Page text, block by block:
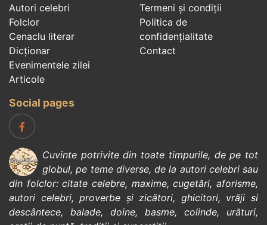
Autori celebri
Folclor
Cenaclu literar
Dicționar
Evenimentele zilei
Articole
Termeni și condiții
Politica de
confidenţialitate
Contact
Social pages
Cuvinte potrivite din toate timpurile, de pe tot
globul, pe teme diverse, de la autori celebrisau
din folclor:citate celebre, maxime,cugetări,aforisme,
autori celebri,proverbe și zicători, ghicitori, vrăji si
descântece, balade, doine, basme, colinde, urături,